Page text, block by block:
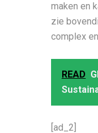
maken en
zie
complex
READ
[ad_2]